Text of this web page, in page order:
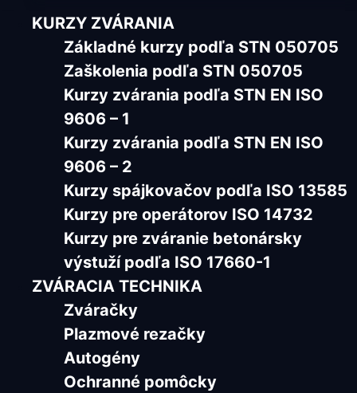
KURZY ZVÁRANIA
Základné kurzy podľa STN 050705
Zaškolenia podľa STN 050705
Kurzy zvárania podľa STN EN ISO
9606 – 1
Kurzy zvárania podľa STN EN ISO
9606 – 2
Kurzy spájkovačov podľa ISO 13585
Kurzy pre operátorov ISO 14732
Kurzy pre zváranie betonársky
výstuží podľa ISO 17660-1
ZVÁRACIA TECHNIKA
Zváračky
Plazmové rezačky
Autogény
Ochranné pomôcky